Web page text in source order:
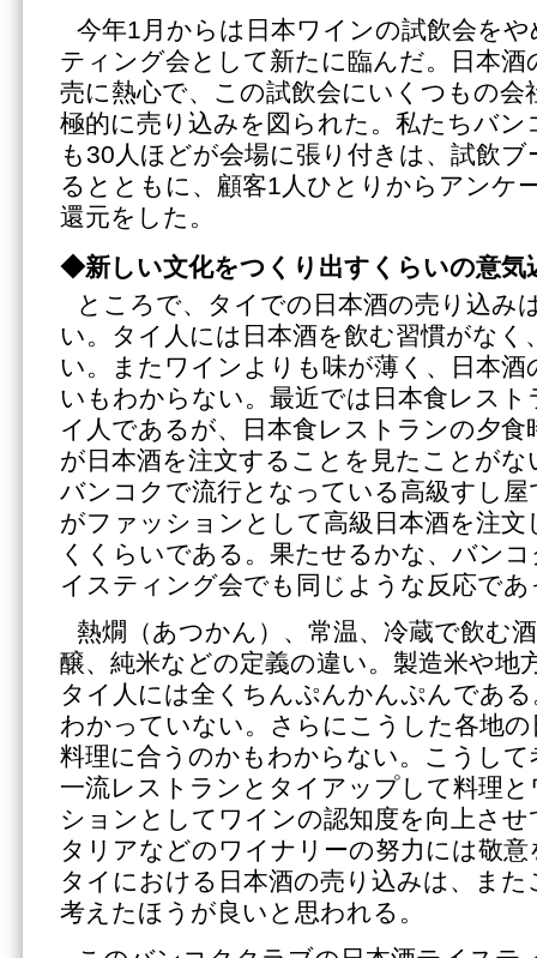
今年1月からは日本ワインの試飲会を
ティング会として新たに臨んだ。日本
売に熱心で、この試飲会にいくつもの会
極的に売り込みを図られた。私たちバ
も30人ほどが会場に張り付きは、試飲
るとともに、顧客1人ひとりからアンケ
還元をした。
◆新しい文化をつくり出すくらいの意気
ところで、タイでの日本酒の売り込み
い。タイ人には日本酒を飲む習慣がなく
い。またワインよりも味が薄く、日本
いもわからない。最近では日本食レス
イ人であるが、日本食レストランの夕
が日本酒を注文することを見たことが
バンコクで流行となっている高級すし
がファッションとして高級日本酒を注
くくらいである。果たせるかな、バン
イスティング会でも同じような反応であ
熱燗（あつかん）、常温、冷蔵で飲む
醸、純米などの定義の違い。製造米や地
タイ人には全くちんぷんかんぷんであ
わかっていない。さらにこうした各地
料理に合うのかもわからない。こうし
一流レストランとタイアップして料理
ションとしてワインの認知度を向上さ
タリアなどのワイナリーの努力には敬
タイにおける日本酒の売り込みは、ま
考えたほうが良いと思われる。